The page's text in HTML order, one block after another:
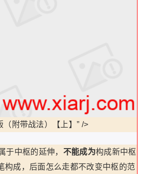
（附带战法）【上】” />
于中枢的延伸， 不能成为构成新中枢
构成，后面怎么走都不改变中枢的范